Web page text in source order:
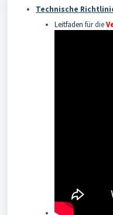
Technische
Leitfaden für die